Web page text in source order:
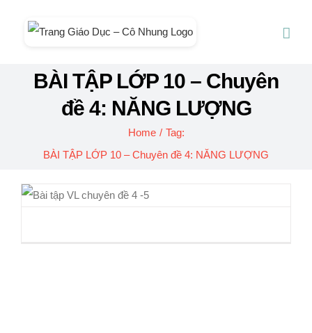
BÀI TẬP LỚP 10 – Chuyên
đề 4: NĂNG LƯỢNG
Home / Tag:
BÀI TẬP LỚP 10 – Chuyên đề 4: NĂNG LƯỢNG